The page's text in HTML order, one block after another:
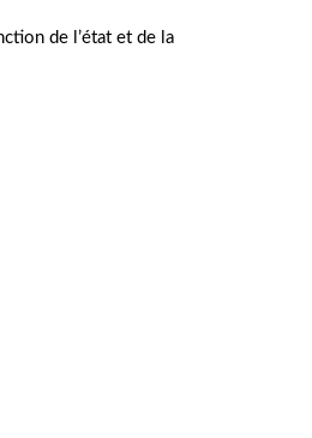
de l’état et de la